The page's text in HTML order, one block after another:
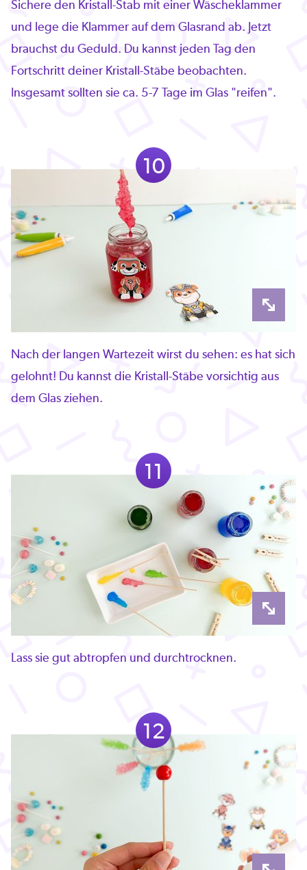
Sichere den Kristall-Stab mit einer Wäscheklammer
und lege die Klammer auf dem Glasrand ab. Jetzt
brauchst du Geduld. Du kannst jeden Tag den
Fortschritt deiner Kristall-Stäbe beobachten.
Insgesamt sollten sie ca. 5-7 Tage im Glas "reifen".
10
Nach der langen Wartezeit wirst du sehen: es hat sich
gelohnt! Du kannst die Kristall-Stäbe vorsichtig aus
dem Glas ziehen.
11
Lass sie gut abtropfen und durchtrocknen.
12